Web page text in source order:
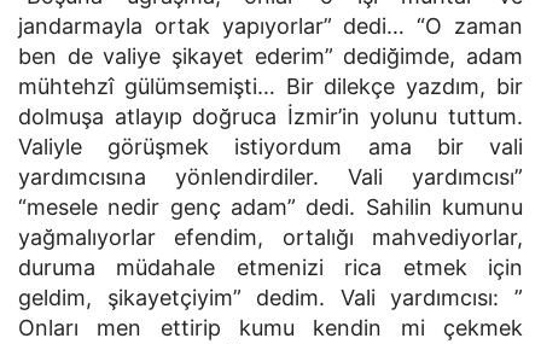
jandarmayla ortak yapıyorlar” dedi… “O zaman
ben de valiye şikayet ederim” dediğimde, adam
mühtehzî gülümsemişti… Bir dilekçe yazdım, bir
dolmuşa atlayıp doğruca İzmir’in yolunu tuttum.
Valiyle görüşmek istiyordum ama bir vali
yardımcısına yönlendirdiler. Vali yardımcısı”
“mesele nedir genç adam” dedi. Sahilin kumunu
yağmalıyorlar efendim, ortalığı mahvediyorlar,
duruma müdahale etmenizi rica etmek için
geldim, şikayetçiyim” dedim. Vali yardımcısı: ”
Onları men ettirip kumu kendin mi çekmek